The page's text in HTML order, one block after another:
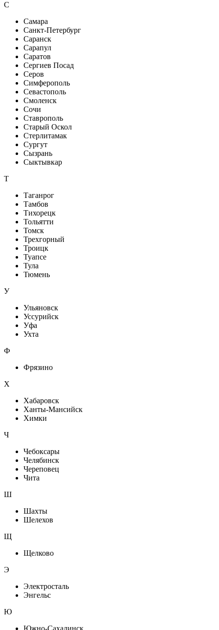
С
Самара
Санкт-Петербург
Саранск
Сарапул
Саратов
Сергиев Посад
Серов
Симферополь
Севастополь
Смоленск
Сочи
Ставрополь
Старый Оскол
Стерлитамак
Сургут
Сызрань
Сыктывкар
Т
Таганрог
Тамбов
Тихорецк
Тольятти
Томск
Трехгорный
Троицк
Туапсе
Тула
Тюмень
У
Ульяновск
Уссурийск
Уфа
Ухта
Ф
Фрязино
Х
Хабаровск
Ханты-Мансийск
Химки
Ч
Чебоксары
Челябинск
Череповец
Чита
Ш
Шахты
Шелехов
Щ
Щелково
Э
Электросталь
Энгельс
Ю
Южно-Сахалинск